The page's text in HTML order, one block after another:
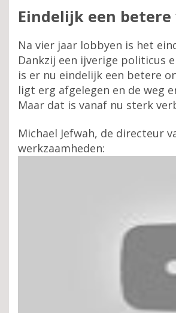
Eindelijk een
Na vier jaar lobbyen is het
Dankzij een ijverige politicus
is er nu eindelijk een betere
ligt erg afgelegen en de weg
Maar dat is vanaf nu sterk
Michael Jefwah, de directeur
werkzaamheden: